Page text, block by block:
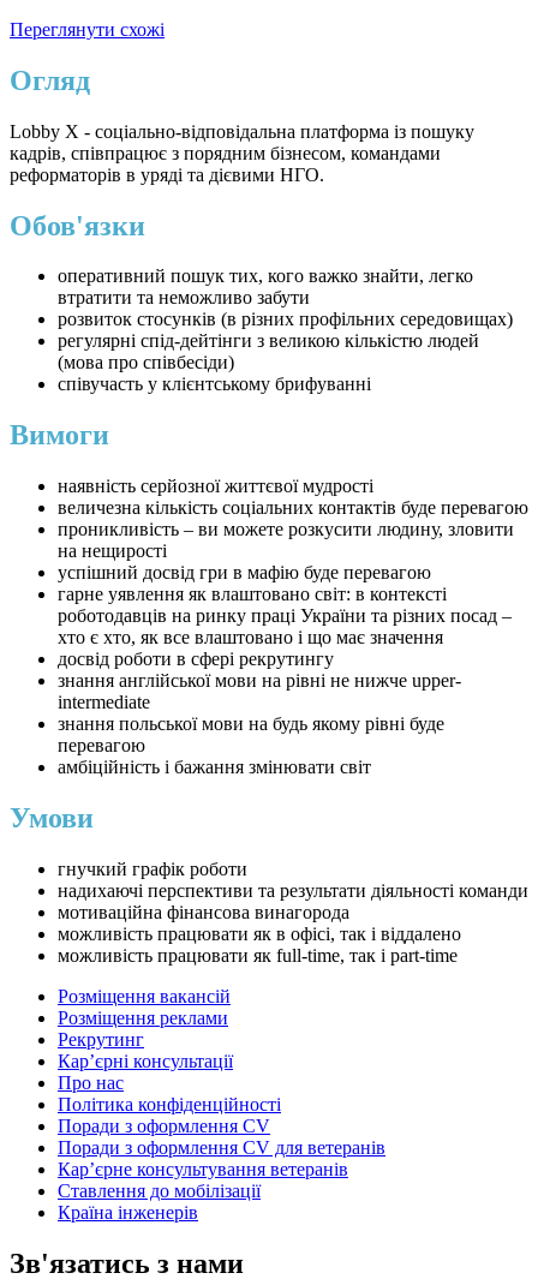
Переглянути схожі
Огляд
Lobby X - соціально-відповідальна платформа із пошуку
кадрів, співпрацює з порядним бізнесом, командами
реформаторів в уряді та дієвими НГО.
Обов'язки
оперативний пошук тих, кого важко знайти, легко
втратити та неможливо забути
розвиток стосунків (в різних профільних середовищах)
регулярні спід-дейтінги з великою кількістю людей
(мова про співбесіди)
співучасть у клієнтському брифуванні
Вимоги
наявність серйозної життєвої мудрості
величезна кількість соціальних контактів буде перевагою
проникливість – ви можете розкусити людину, зловити
на нещирості
успішний досвід гри в мафію буде перевагою
гарне уявлення як влаштовано світ: в контексті
роботодавців на ринку праці України та різних посад –
хто є хто, як все влаштовано і що має значення
досвід роботи в сфері рекрутингу
знання англійської мови на рівні не нижче upper-
intermediate
знання польської мови на будь якому рівні буде
перевагою
амбіційність і бажання змінювати світ
Умови
гнучкий графік роботи
надихаючі перспективи та результати діяльності команди
мотиваційна фінансова винагорода
можливість працювати як в офісі, так і віддалено
можливість працювати як full-time, так і part-time
Розміщення вакансій
Розміщення реклами
Рекрутинг
Карʼєрні консультації
Про нас
Політика конфіденційності
Поради з оформлення CV
Поради з оформлення CV для ветеранів
Карʼєрне консультування ветеранів
Ставлення до мобілізації
Країна інженерів
Зв'язатись з нами